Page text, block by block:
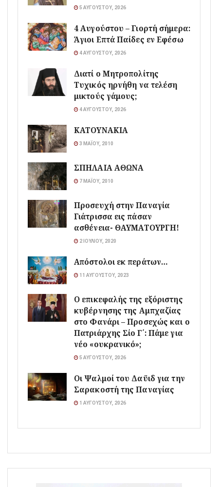
5 ΑΥΓΟΎΣΤΟΥ, 2026
4 Αυγούστου – Γιορτή σήμερα:
Άγιοι Επτά Παίδες εν Εφέσω
4 ΑΥΓΟΎΣΤΟΥ, 2026
Διατί ο Μητροπολίτης
Τυχικός ηρνήθη να τελέση
μικτούς γάμους;
4 ΑΥΓΟΎΣΤΟΥ, 2026
ΚΑΤΟΥΝΑΚΙΑ
3 ΜΑΪ́ΟΥ, 2010
ΣΠΗΛΑΙΑ ΑΘΩΝΑ
7 ΜΑΪ́ΟΥ, 2010
Προσευχή στην Παναγία
Γιάτρισσα εις πάσαν
ασθένεια- ΘΑΥΜΑΤΟΥΡΓΗ!
2 ΙΟΥΛΊΟΥ, 2020
Απόστολοι εκ περάτων…
11 ΑΥΓΟΎΣΤΟΥ, 2023
Ο επικεφαλής της εξόριστης
κυβέρνησης της Αμπχαζίας
στο Φανάρι – Προσεχώς και ο
Πατριάρχης Σίο Γ΄: Πάμε για
νέο «ουκρανικό»;
5 ΑΥΓΟΎΣΤΟΥ, 2026
Οι Ψαλμοί του Δαϋιδ για την
Σαρακοστή της Παναγίας
1 ΑΥΓΟΎΣΤΟΥ, 2026